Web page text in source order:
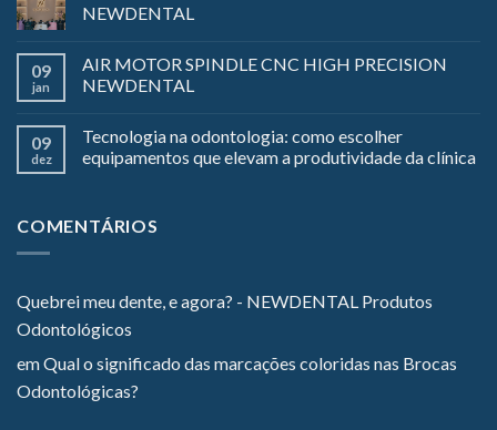
NEWDENTAL
09
jan
AIR MOTOR SPINDLE CNC HIGH PRECISION
NEWDENTAL
09
dez
Tecnologia na odontologia: como escolher
equipamentos que elevam a produtividade da clínica
COMENTÁRIOS
Quebrei meu dente, e agora? - NEWDENTAL Produtos
Odontológicos
emQual o significado das marcações coloridas nas Brocas
Odontológicas?